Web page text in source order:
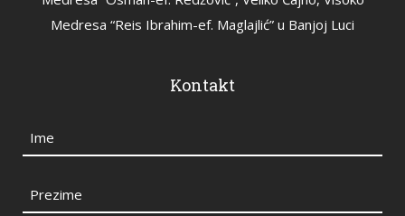
Medresa “Reis Ibrahim-ef. Maglajlić” u Banjoj Luci
Kontakt
Ime
Prezime